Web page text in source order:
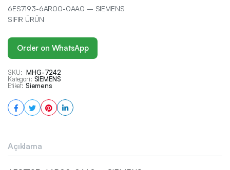
6ES7193-6AR00-0AA0 – SIEMENS
SIFIR ÜRÜN
Order on WhatsApp
SKU: MHG-7242
Kategori: SIEMENS
Etiket: Siemens
Açıklama